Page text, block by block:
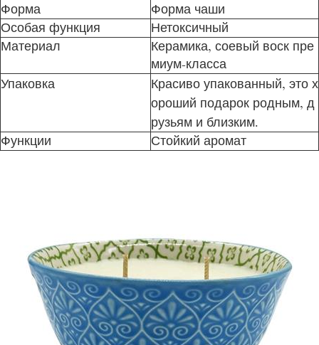
Форма
Форма чаши
Особая функция
Нетоксичный
Материал
Керамика, соевый воск пре
миум-класса
Упаковка
Красиво упакованный, это х
ороший подарок родным, д
рузьям и близким.
Функции
Стойкий аромат